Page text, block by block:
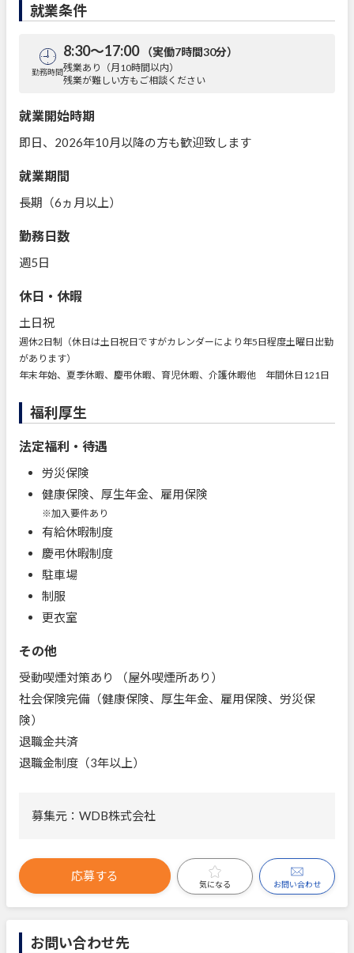
就業条件
勤務時間
8:30～17:00 （実働7時間30分）
残業あり（月10時間以内）
残業が難しい方もご相談ください
就業開始時期
即日、2026年10月以降の方も歓迎致します
就業期間
長期（6ヵ月以上）
勤務日数
週5日
休日・休暇
土日祝
週休2日制（休日は土日祝日ですがカレンダーにより年5日程度土曜日出勤
があります）
年末年始、夏季休暇、慶弔休暇、育児休暇、介護休暇他 年間休日121日
福利厚生
法定福利・待遇
労災保険
健康保険、厚生年金、雇用保険
※加入要件あり
有給休暇制度
慶弔休暇制度
駐車場
制服
更衣室
その他
受動喫煙対策あり （屋外喫煙所あり）
社会保険完備（健康保険、厚生年金、雇用保険、労災保
険）
退職金共済
退職金制度（3年以上）
募集元：WDB株式会社
応募する
気になる お問い合わせ
お問い合わせ先